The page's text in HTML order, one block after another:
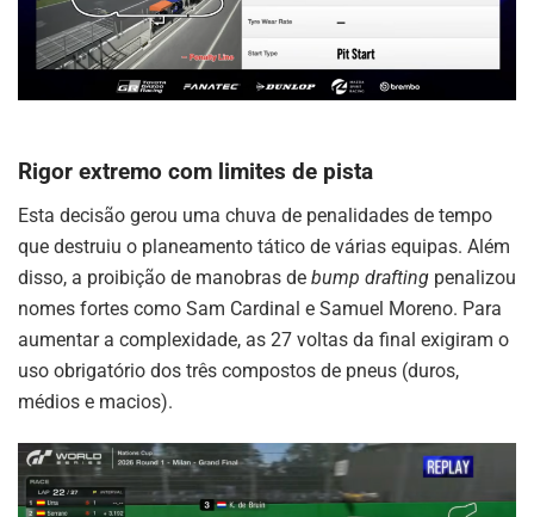
Rigor extremo com limites de pista
Esta decisão gerou uma chuva de penalidades de tempo
que destruiu o planeamento tático de várias equipas. Além
disso, a proibição de manobras de bump drafting penalizou
nomes fortes como Sam Cardinal e Samuel Moreno. Para
aumentar a complexidade, as 27 voltas da final exigiram o
uso obrigatório dos três compostos de pneus (duros,
médios e macios).